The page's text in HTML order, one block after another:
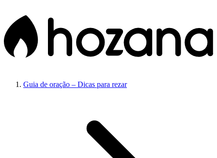
Guia de oração – Dicas para rezar